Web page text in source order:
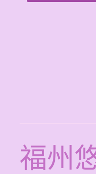
福州